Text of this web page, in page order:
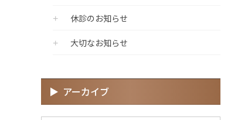
休診のお知らせ
大切なお知らせ
アーカイブ